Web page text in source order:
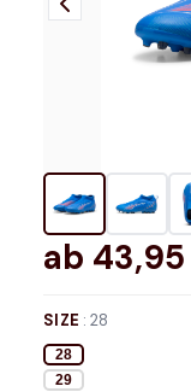
ab 43,95
SIZE :28
28
29